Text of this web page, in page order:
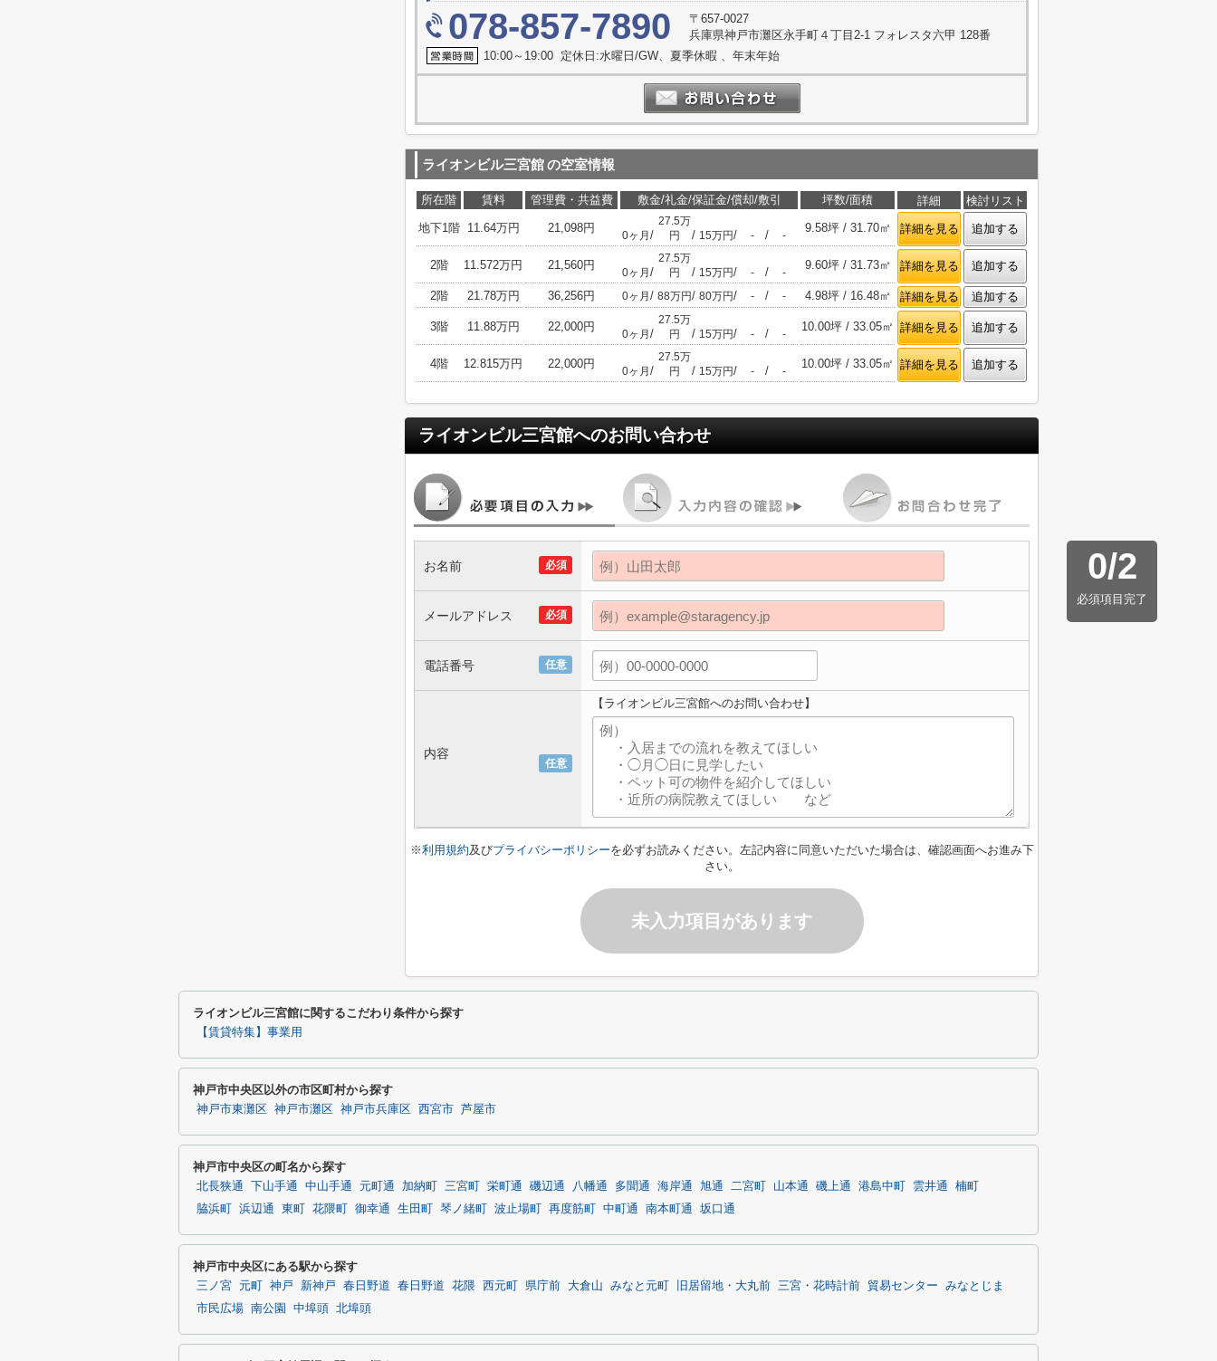
078-857-7890
〒657-0027
兵庫県神戸市灘区永手町４丁目2-1 フォレスタ六甲 128番
10:00～19:00 定休日:水曜日/GW、夏季休暇 、年末年始
ライオンビル三宮館の空室情報
所在階 賃料 管理費・共益費 敷金/礼金/保証金/償却/敷引 坪数/面積 詳細
検討リスト
地下1階
11.64万円 21,098円
0ヶ月 /
27.5万
円
/ 15万円/ - / -
9.58坪 / 31.70㎡ 詳細を見る 追加する
2階 11.572万円 21,560円
0ヶ月 /
27.5万
円
/ 15万円/ - / -
9.60坪 / 31.73㎡ 詳細を見る 追加する
2階 21.78万円 36,256円 0ヶ月 / 88万円/ 80万円/ - / - 4.98坪 / 16.48㎡ 詳細を見る 追加する
3階 11.88万円 22,000円
0ヶ月 /
27.5万
円
/ 15万円/ - / -
10.00坪 / 33.05㎡ 詳細を見る 追加する
4階 12.815万円 22,000円
0ヶ月 /
27.5万
円
/ 15万円/ - / -
10.00坪 / 33.05㎡ 詳細を見る 追加する
ライオンビル三宮館へのお問い合わせ
0/2
必須項目完了
必須
お名前
必須
メールアドレス
任意
電話番号
任意
内容
【ライオンビル三宮館へのお問い合わせ】
※利用規約及びプライバシーポリシーを必ずお読みください。左記内容に同意いただいた場合は、確認画面へお進み下
さい。
未入力項目があります
ライオンビル三宮館に関するこだわり条件から探す
【賃貸特集】事業用
神戸市中央区以外の市区町村から探す
神戸市東灘区 神戸市灘区 神戸市兵庫区 西宮市 芦屋市
神戸市中央区の町名から探す
北長狭通 下山手通 中山手通 元町通 加納町 三宮町 栄町通 磯辺通 八幡通 多聞通 海岸通 旭通 二宮町 山本通 磯上通 港島中町 雲井通
楠町
脇浜町
浜辺通 東町 花隈町 御幸通 生田町 琴ノ緒町 波止場町 再度筋町 中町通 南本町通 坂口通
神戸市中央区にある駅から探す
三ノ宮 元町 神戸 新神戸 春日野道 春日野道 花隈 西元町 県庁前 大倉山 みなと元町 旧居留地・大丸前 三宮・花時計前 貿易センター
みなとじま
市民広場 南公園 中埠頭 北埠頭